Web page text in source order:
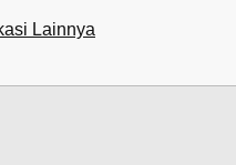
Lainnya